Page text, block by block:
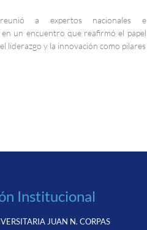
a expertos nacionales e
un encuentro que reafirmó el papel
liderazgo y la innovación como pilares
Institucional
JUAN N. CORPAS